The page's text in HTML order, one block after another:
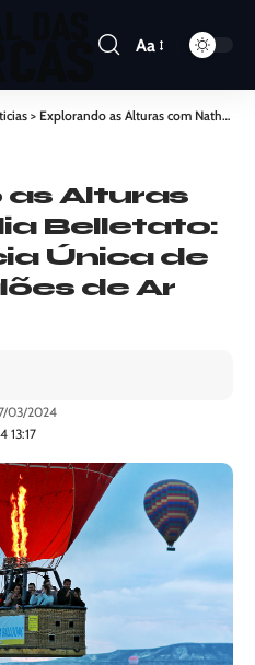
Aa
> Explorando as Alturas com Nathalia Belletato: A Experiência Única de Voar em Balões de Ar Quente
Alturas
Belletato:
Única de
de Ar
13:17
03/2024